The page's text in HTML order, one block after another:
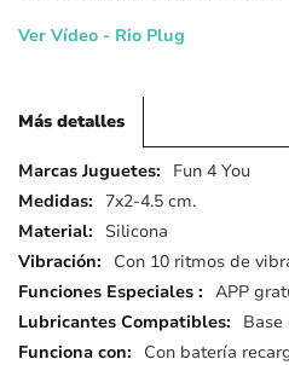
Ver Vídeo - Rio Plug
Más detalles
Más
detalles
Fun 4 You
7x2-4.5 cm.
Silicona
Con 10 ritmos de
APP
Base
Con batería